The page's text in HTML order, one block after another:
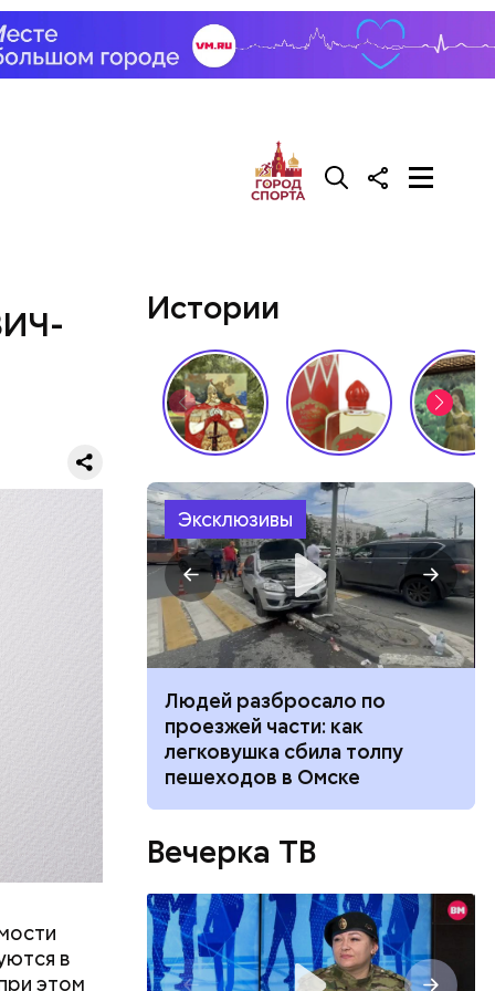
в
этом
часть
13
Истории
Эксклюзивы
поможет ли
Людей разбросало по
проезжей части: как
легковушка сбила толпу
пешеходов в Омске
Вечерка ТВ